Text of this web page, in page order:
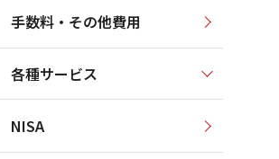
手数料・その他費用
各種サービス
NISA